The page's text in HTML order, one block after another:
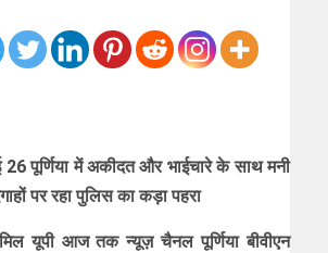
26 पूर्णिया में अकीदत और भाईचारे के साथ मनी
पर रहा पुलिस का कड़ा पहरा
यूपी आज तक न्यूज़ चैनल पूर्णिया बीवीएन